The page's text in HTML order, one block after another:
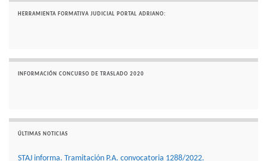
HERRAMIENTA FORMATIVA JUDICIAL PORTAL ADRIANO:
INFORMACIÓN CONCURSO DE TRASLADO 2020
ÚLTIMAS NOTICIAS
STAJ informa. Tramitación P.A. convocatoria 1288/2022.